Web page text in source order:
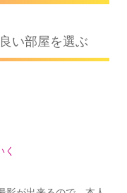
い部屋を選ぶ